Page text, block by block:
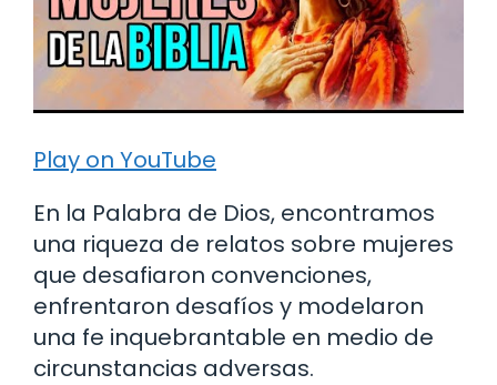
Play on YouTube
En la Palabra de Dios, encontramos
una riqueza de relatos sobre mujeres
que desafiaron convenciones,
enfrentaron desafíos y modelaron
una fe inquebrantable en medio de
circunstancias adversas.